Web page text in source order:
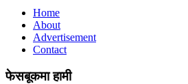
Home
About
Advertisement
Contact
फेसबूकमा हामी